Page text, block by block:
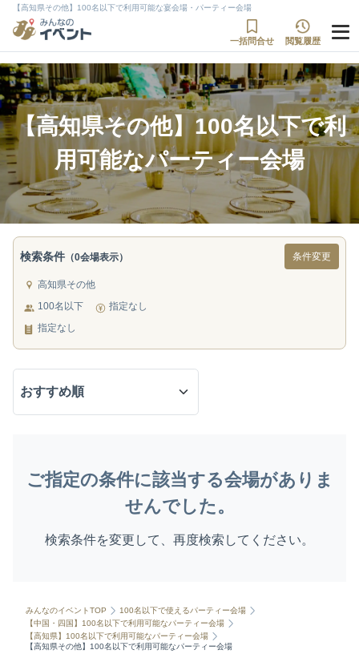
【高知県その他】100名以下で利用可能な宴会場・パーティー会場
一括問合せ 閲覧履歴
【高知県その他】100名以下で利
用可能なパーティー会場
検索条件 （0会場表示） 条件変更
高知県その他
100名以下
指定なし
指定なし
ご指定の条件に該当する会場がありま
せんでした。
検索条件を変更して、再度検索してください。
みんなのイベントTOP
100名以下で使えるパーティー会場
【中国・四国】100名以下で利用可能なパーティー会場
【高知県】100名以下で利用可能なパーティー会場
【高知県その他】100名以下で利用可能なパーティー会場